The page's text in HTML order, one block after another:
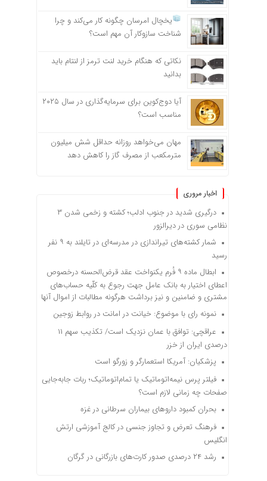
یخچال امرسان چگونه کار می‌کند و چرا
شناخت سازوکار آن مهم است؟
نکاتی که هنگام خرید لنت ترمز از لنتام باید
بدانید
آیا دوج‌کوین برای سرمایه‌گذاری در سال ۲۰۲۵
مناسب است؟
مهان می‌خواهد روزانه حداقل شش میلیون
مترمکعب از مصرف گاز را کاهش دهد
اخبار مروری
درگیری شدید در جنوب ادلب؛ کشته و زخمی شدن ۳
نظامی سوری در دیرالزور
شمار کشته‌های تیراندازی در مدرسه‌ای در تایلند به ۹ نفر
رسید
ابطال ماده ۹ فُرم یکنواخت عقد قرض‌الحسنه درخصوص
اعطای اختیار به بانک عامل جهت رجوع به کلّیه حساب‌های
مشتری و ضامنین و نیز برداشت هرگونه مطالبات از اموال آنها
نمونه رای با موضوع: خیانت در امانت در روابط زوجین
عراقچی: توافق با عمان نزدیک است/ تکذیب سهم ۱۱
درصدی ایران از خزر
پزشکیان: آمریکا استعمارگر و زورگو است
فیلتر پرس نیمه‌اتوماتیک یا تمام‌اتوماتیک؛ ربات جابه‌جایی
صفحات چه زمانی لازم است؟
بحران کمبود دارو‌های بیماران سرطانی در غزه
فرهنگ تعرض و تجاوز جنسی در کالج آموزشی ارتش
انگلیس
رشد ۲۴ درصدی صدور کارت‌های بازرگانی در گرگان